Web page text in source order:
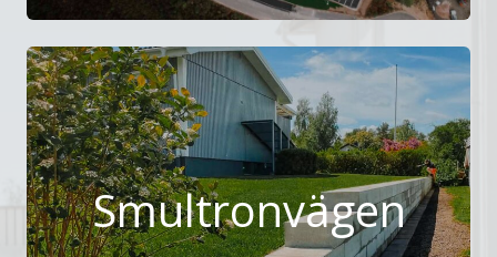
Smultronvägen